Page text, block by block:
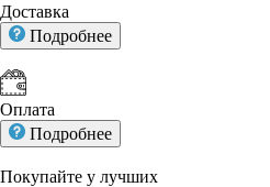
Доставка
Подробнее
Оплата
Подробнее
Покупайте у лучших